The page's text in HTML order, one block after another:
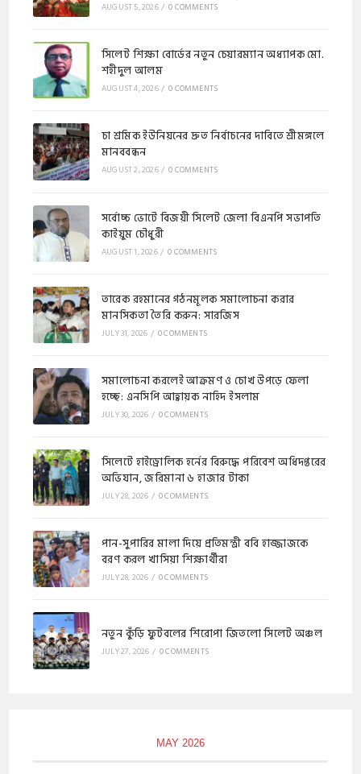
AUGUST 5, 2026/ 0 COMMENTS
সিলেট শিক্ষা বোর্ডের নতুন চেয়ারম্যান অধ্যাপক মো.
শহীদুল আলম
AUGUST 4, 2026/ 0 COMMENTS
চা শ্রমিক ইউনিয়নের দ্রুত নির্বাচনের দাবিতে শ্রীমঙ্গলে
মানববন্ধন
AUGUST 2, 2026/ 0 COMMENTS
সর্বোচ্চ ভোটে বিজয়ী সিলেট জেলা বিএনপি সভাপতি
কাইয়ুম চৌধুরী
AUGUST 1, 2026/ 0 COMMENTS
​​তারেক রহমানের গঠনমূলক সমালোচনা করার
মানসিকতা তৈরি করুন: সারজিস
JULY 31, 2026 / 0 COMMENTS
সমালোচনা করলেই আক্রমণ ও চোখ উপড়ে ফেলা
হচ্ছে: এনসিপি আহ্বায়ক নাহিদ ইসলাম
JULY 30, 2026 / 0 COMMENTS
​সিলেটে হাইড্রোলিক হর্নের বিরুদ্ধে পরিবেশ অধিদপ্তরের
অভিযান, জরিমানা ৬ হাজার টাকা
JULY 28, 2026 / 0 COMMENTS
পান-সুপারির মালা দিয়ে প্রতিমন্ত্রী ববি হাজ্জাজকে
বরণ করল খাসিয়া শিক্ষার্থীরা
JULY 28, 2026 / 0 COMMENTS
নতুন কুঁড়ি ফুটবলের শিরোপা জিতলো সিলেট অঞ্চল
JULY 27, 2026 / 0 COMMENTS
MAY 2026